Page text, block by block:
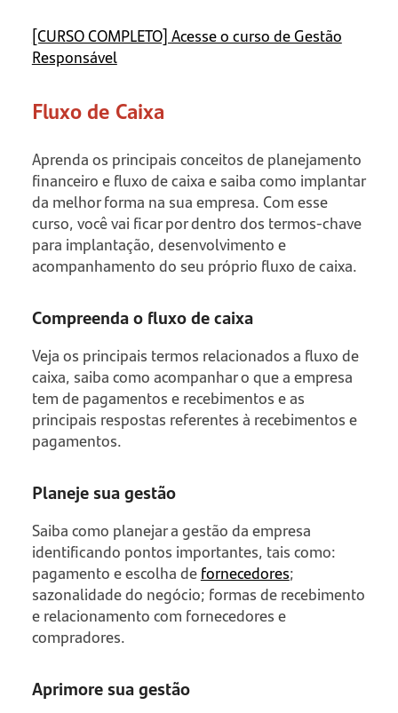
[CURSO COMPLETO] Acesse o curso de Gestão
Responsável
Fluxo de Caixa
Aprenda os principais conceitos de planejamento
financeiro e fluxo de caixa e saiba como implantar
da melhor forma na sua empresa. Com esse
curso, você vai ficar por dentro dos termos-chave
para implantação, desenvolvimento e
acompanhamento do seu próprio fluxo de caixa.
Compreenda o fluxo de caixa
Veja os principais termos relacionados a fluxo de
caixa, saiba como acompanhar o que a empresa
tem de pagamentos e recebimentos e as
principais respostas referentes à recebimentos e
pagamentos.
Planeje sua gestão
Saiba como planejar a gestão da empresa
identificando pontos importantes, tais como:
pagamento e escolha defornecedores;
sazonalidade do negócio; formas de recebimento
e relacionamento com fornecedores e
compradores.
Aprimore sua gestão